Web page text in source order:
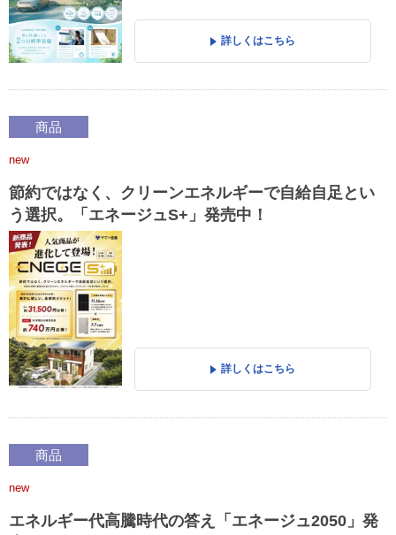
詳しくはこちら
商品
new
節約ではなく、クリーンエネルギーで自給自足とい
う選択。「エネージュS+」発売中！
詳しくはこちら
商品
new
エネルギー代高騰時代の答え「エネージュ2050」発